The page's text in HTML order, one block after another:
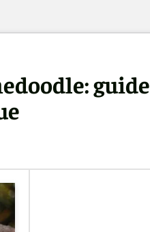
guide